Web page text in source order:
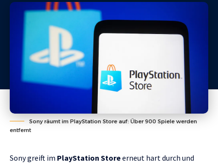
Sony räumt im PlayStation Store auf: Über 900 Spiele werden
entfernt
Sony greift im PlayStation Storeerneut hart durch und